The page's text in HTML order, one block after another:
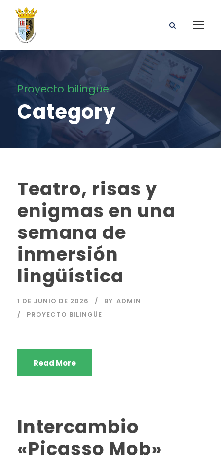
Proyecto bilingüe
Category
Teatro, risas y
enigmas en una
semana de
inmersión
lingüística
1 DE JUNIO DE 2026 BY ADMIN
PROYECTO BILINGÜE
Read More
Intercambio
«Picasso Mob»